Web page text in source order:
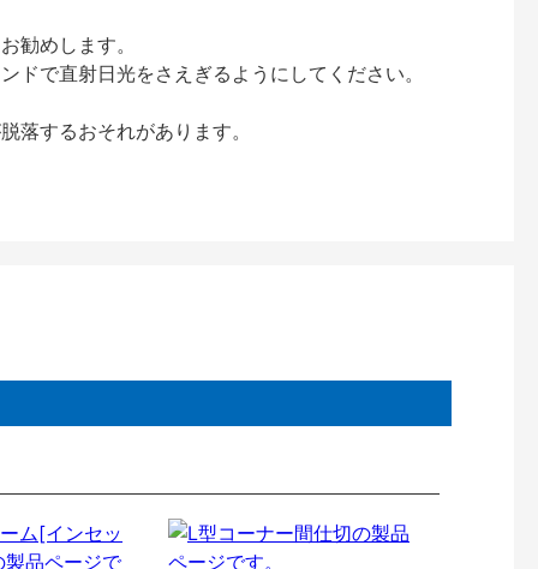
勧めします。
で直射日光をさえぎるようにしてください。
するおそれがあります。